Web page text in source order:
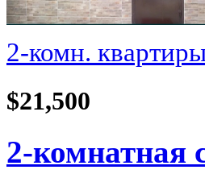
2-комн.
$21,500
2-комнатная